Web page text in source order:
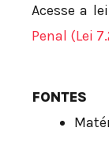
Acesse a
Penal (Lei
FONTES